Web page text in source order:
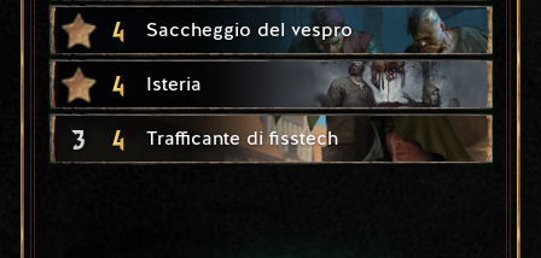
4 Saccheggio del vespro
4 Isteria
3 4 Trafficante di fisstech